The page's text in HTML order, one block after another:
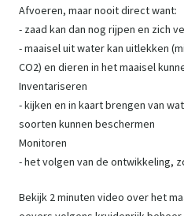
Afvoeren, maar nooit direct want:
- zaad kan dan nog rijpen en zich
- maaisel uit water kan uitlekken
CO2) en dieren in het maaisel
Inventariseren
- kijken en in kaart brengen van
soorten kunnen beschermen
Monitoren
- het volgen van de ontwikkeling,
Bekijk 2 minuten video over het